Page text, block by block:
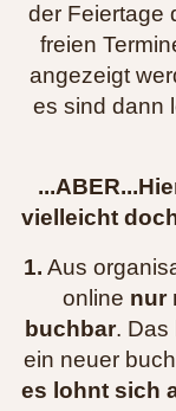
der Feiertage
freien
angezeigt
es sind dann
vielleicht
1. Aus
online nur
buchbar. Das
ein neuer
es lohnt sich